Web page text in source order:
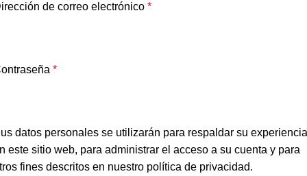
de correo electrónico *
*
datos personales se utilizarán para respaldar su experiencia
este sitio web, para administrar el acceso a su cuenta y para
fines descritos en nuestro política de privacidad.